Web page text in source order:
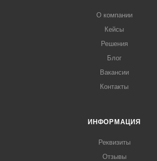
О компании
Кейсы
Решения
Блог
Вакансии
Контакты
ИНФОРМАЦИЯ
Реквизиты
Отзывы